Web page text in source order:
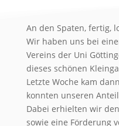
An den Spaten, fertig,
Wir haben uns bei
Vereins der Uni
dieses schönen
Letzte Woche kam
konnten unseren
Dabei erhielten wir
sowie eine Förderung